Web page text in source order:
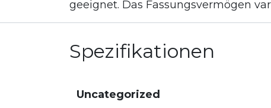
geeignet. Das Fassungsvermögen
Spezifikationen
Uncategorized